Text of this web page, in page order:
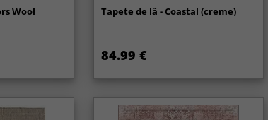
Wool
Tapete de lã - Coastal (creme)
84.99 €